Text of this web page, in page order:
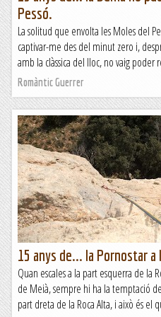
Pessó.
La solitud que envolta les Moles del
captivar-me des del minut zero i,
amb la clàssica del lloc, no vaig poder
Romàntic Guerrer
15 anys de... la Pornostar a
Quan escales a la part esquerra de la
de Meià, sempre hi ha la temptació
part dreta de la Roca Alta, i això és el